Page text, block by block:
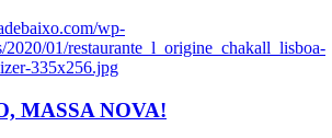
wp-
2020/01/restaurante_l_origine_chakall_lisboa-
335x256.jpg
MASSA NOVA!